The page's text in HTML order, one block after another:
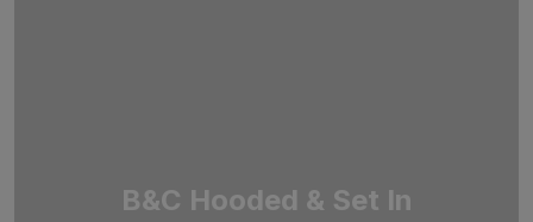
B&C Hooded & Set In